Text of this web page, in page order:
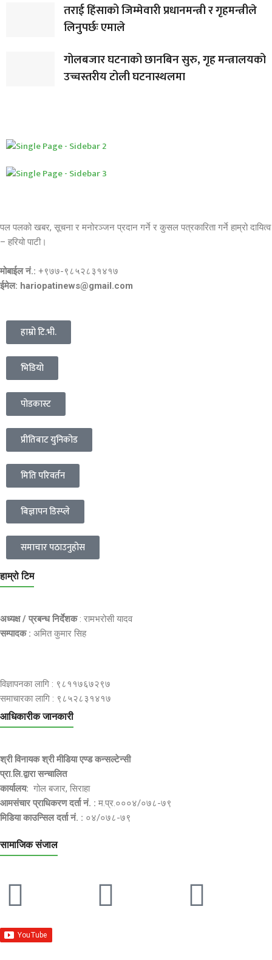
तराई हिंसाको जिम्मेवारी प्रधानमन्त्री र गृहमन्त्रीले
लिनुपर्छः एमाले
गोलबजार घटनाको छानबिन सुरु, गृह मन्त्रालयको
उच्चस्तरीय टोली घटनास्थलमा
पल पलको खबर, सूचना र मनोरञ्जन प्रदान गर्ने र कुसल पत्रकारिता गर्ने हाम्रो दायित्व
– हरियो पाटी।
मोबाईल नं.: +९७७-९८५२८३१४१७
ईमेल: hariopatinews@gmail.com
हाम्रो टि.भी.
भिडियो
पोडकास्ट
प्रीतिबाट युनिकोड
मिति परिवर्तन
बिज्ञापन डिस्प्ले
समाचार पठाउनुहोस
हाम्रो टिम
अध्यक्ष / प्रबन्ध निर्देशक: रामभरोसी यादव
सम्पादक : अमित कुमार सिह
विज्ञापनका लागि : ९८११७६७२९७
समाचारका लागि : ९८५२८३१४१७
आधिकारीक जानकारी
श्री विनायक श्री मीडिया एण्ड कन्सल्टेन्सी
प्रा.लि.द्वारा सन्चालित
कार्यालय: गोल बजार, सिराहा
आमसंचार प्राधिकरण दर्ता नं. : म.प्र.०००४/०७८-७९
मिडिया काउन्सिल दर्ता नं. : ०४/०७८-७९
सामाजिक संजाल